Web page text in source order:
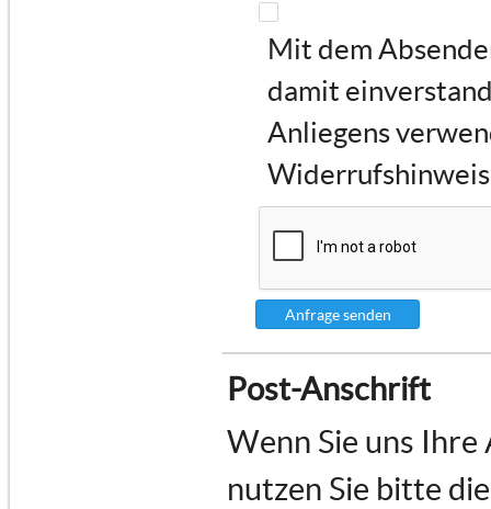
Mit dem
damit
Anliegens
Anfrage senden
Post-Anschrift
Wenn Sie uns
nutzen Sie bitte